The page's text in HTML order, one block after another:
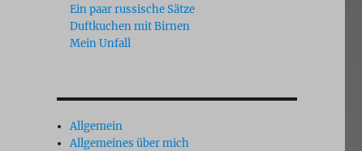
Ein paar russische Sätze
Duftkuchen mit Birnen
Mein Unfall
Allgemein
Allgemeines über mich